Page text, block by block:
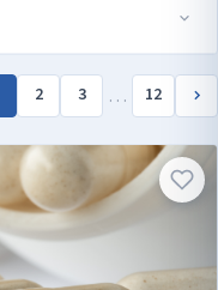
2 3 … 12